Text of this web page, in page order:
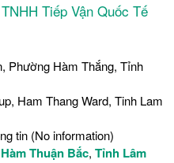
Tiếp Vận Quốc Tế
Phường Hàm Thắng, Tỉnh
Ham Thang Ward, Tinh Lam
tin (No information)
Thuận Bắc, Tỉnh Lâm